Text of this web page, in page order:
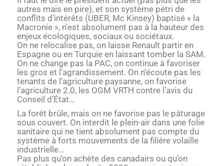
autres mais en pire), et son système pétri de
conflits d’intérêts (UBER, Mc Kinsey) baptisé « la
Macronie », n’est absolument pas à la hauteur des
enjeux écologiques, sociaux ou sociétaux.
On ne relocalise pas, on laisse Renault partir en
Espagne ou en Turquie en laissant tomber la SAM.
On ne change pas la PAC, on continue à favoriser
les gros et l’agrandissement. On n’écoute pas les
tenants de l’agriculture paysanne, on favorise
l’agriculture 2.0, les OGM VRTH contre l’avis du
Conseil d’État…
La forêt brûle, mais on ne favorise pas le pâturage
sous couvert. On interdit le plein-air dans une folie
sanitaire qui ne tient absolument pas compte du
système à forts mouvements de la filière volaille
industrielle…
Pas plus qu’on achète des canadairs ou qu’on